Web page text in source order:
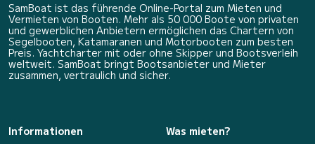
SamBoat ist das führende Online-Portal zum Mieten und
Vermieten von Booten. Mehr als 50 000 Boote von privaten
und gewerblichen Anbietern ermöglichen das Chartern von
Segelbooten, Katamaranen und Motorbooten zum besten
Preis. Yachtcharter mit oder ohne Skipper und Bootsverleih
weltweit. SamBoat bringt Bootsanbieter und Mieter
zusammen, vertraulich und sicher.
Informationen
Was mieten?